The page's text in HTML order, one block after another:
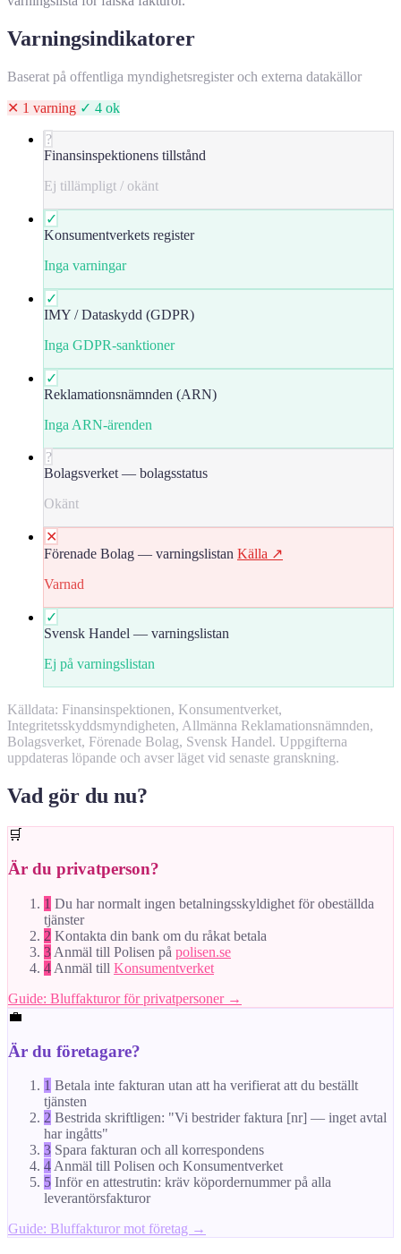
Varningsindikatorer
Baserat på offentliga myndighetsregister och externa datakällor
✕ 1 varning ✓ 4 ok
?
Finansinspektionens tillstånd
Ej tillämpligt / okänt
✓
Konsumentverkets register
Inga varningar
✓
IMY / Dataskydd (GDPR)
Inga GDPR-sanktioner
✓
Reklamationsnämnden (ARN)
Inga ARN-ärenden
?
Bolagsverket — bolagsstatus
Okänt
✕
Förenade Bolag — varningslistan Källa ↗
Varnad
✓
Svensk Handel — varningslistan
Ej på varningslistan
Källdata: Finansinspektionen, Konsumentverket,
Integritetsskyddsmyndigheten, Allmänna Reklamationsnämnden,
Bolagsverket, Förenade Bolag, Svensk Handel. Uppgifterna
uppdateras löpande och avser läget vid senaste granskning.
Vad gör du nu?
🛒
Är du privatperson?
1 Du har normalt ingen betalningsskyldighet för obeställda
tjänster
2 Kontakta din bank om du råkat betala
3 Anmäl till Polisen på polisen.se
4 Anmäl till Konsumentverket
Guide: Bluffakturor för privatpersoner →
💼
Är du företagare?
1 Betala inte fakturan utan att ha verifierat att du beställt
tjänsten
2 Bestrida skriftligen: "Vi bestrider faktura [nr] — inget avtal
har ingåtts"
3 Spara fakturan och all korrespondens
4 Anmäl till Polisen och Konsumentverket
5 Inför en attestrutin: kräv köpordernummer på alla
leverantörsfakturor
Guide: Bluffakturor mot företag →